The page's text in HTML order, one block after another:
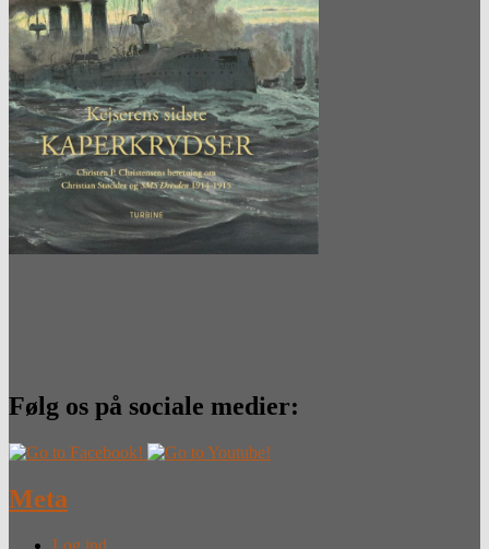
Følg os på sociale medier:
Meta
Log ind